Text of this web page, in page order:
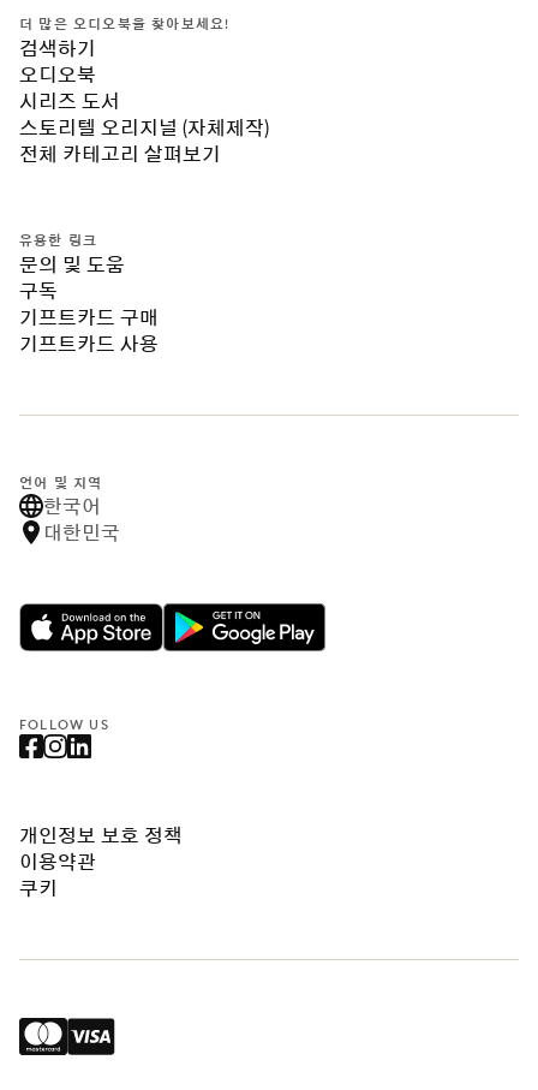
더 많은 오디오북을 찾아보세요!
검색하기
오디오북
시리즈 도서
스토리텔 오리지널 (자체제작)
전체 카테고리 살펴보기
유용한 링크
문의 및 도움
구독
기프트카드 구매
기프트카드 사용
언어 및 지역
한국어
대한민국
FOLLOW US
개인정보 보호 정책
이용약관
쿠키